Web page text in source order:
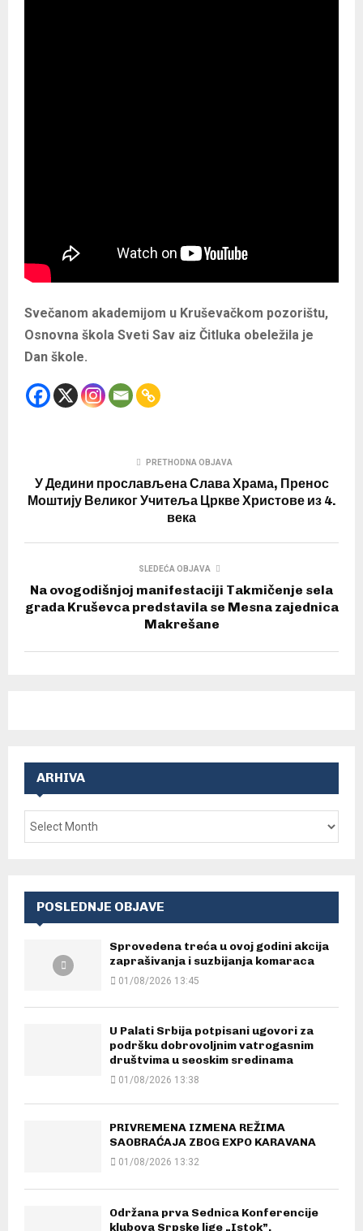
Svečanom akademijom u Kruševačkom pozorištu,
Osnovna škola Sveti Sav aiz Čitluka obeležila je
Dan škole.
PRETHODNA OBJAVA
У Дедини прослављена Слава Храма, Пренос
Моштију Великог Учитеља Цркве Христове из 4.
века
SLEDEĆA OBJAVA
Na ovogodišnjoj manifestaciji Takmičenje sela
grada Kruševca predstavila se Mesna zajednica
Makrešane
ARHIVA
POSLEDNJE OBJAVE
Sprovedena treća u ovoj godini akcija
zaprašivanja i suzbijanja komaraca
01/08/2026 13:45
U Palati Srbija potpisani ugovori za
podršku dobrovoljnim vatrogasnim
društvima u seoskim sredinama
01/08/2026 13:38
PRIVREMENA IZMENA REŽIMA
SAOBRAĆAJA ZBOG EXPO KARAVANA
01/08/2026 13:32
Održana prva Sednica Konferencije
klubova Srpske lige „Istok”.